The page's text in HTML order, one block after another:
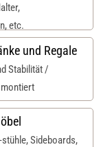
etc.
und Regale
Stabilität /
Sideboards,